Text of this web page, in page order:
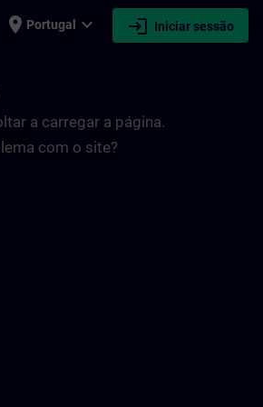
place Portugal expand_more login Iniciar sessão
a carregar a página.
com o site?